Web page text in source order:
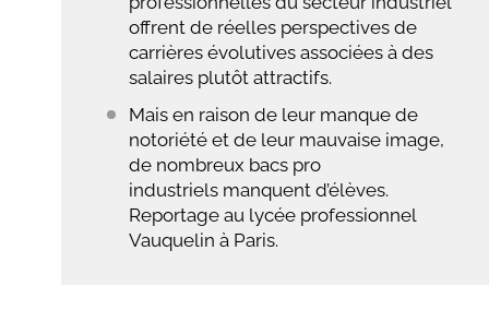
offrent de réelles perspectives de
carrières évolutives associées à des
salaires plutôt attractifs.
Mais en raison de leur manque de
notoriété et de leur mauvaise image,
de nombreux bacs pro
industriels manquent d’élèves.
Reportage au lycée professionnel
Vauquelin à Paris.